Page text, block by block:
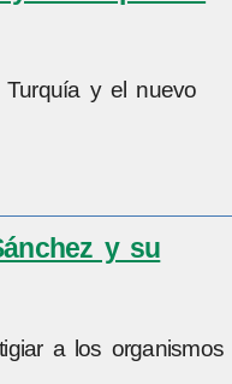
y el nuevo
y su
a los organismos